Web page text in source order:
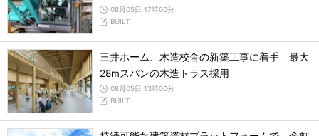
08月05日 17時00分
BUILT
三井ホーム、木造校舎の新築工事に着手 最大
28mスパンの木造トラス採用
08月05日 13時00分
BUILT